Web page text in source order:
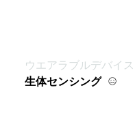
生体センシング
ウエアラブルデバイス